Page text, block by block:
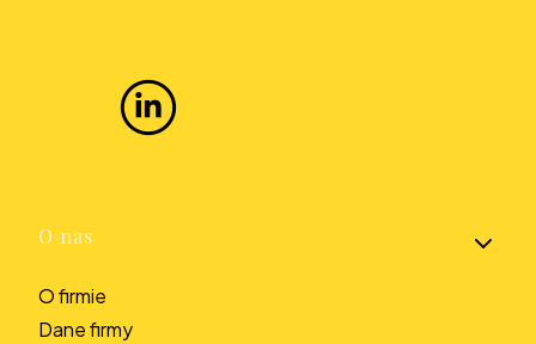
Linki w stopce
O nas
O firmie
Dane firmy